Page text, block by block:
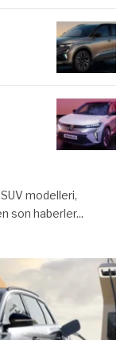
modelleri,
son haberler...